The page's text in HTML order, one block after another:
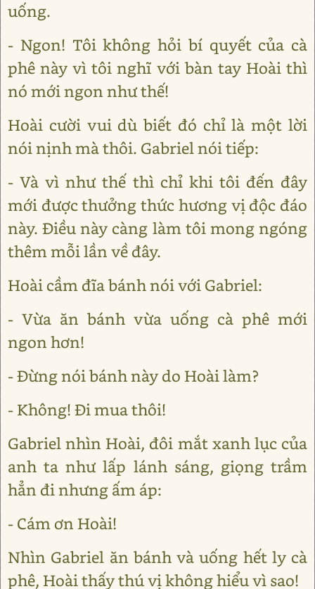
uống.
- Ngon! Tôi không hỏi bí quyết của cà
phê này vì tôi nghĩ với bàn tay Hoài thì
nó mới ngon như thế!
Hoài cười vui dù biết đó chỉ là một lời
nói nịnh mà thôi. Gabriel nói tiếp:
- Và vì như thế thì chỉ khi tôi đến đây
mới được thưởng thức hương vị độc đáo
này. Điều này càng làm tôi mong ngóng
thêm mỗi lần về đây.
Hoài cầm đĩa bánh nói với Gabriel:
- Vừa ăn bánh vừa uống cà phê mới
ngon hơn!
- Đừng nói bánh này do Hoài làm?
- Không! Đi mua thôi!
Gabriel nhìn Hoài, đôi mắt xanh lục của
anh ta như lấp lánh sáng, giọng trầm
hẳn đi nhưng ấm áp:
- Cám ơn Hoài!
Nhìn Gabriel ăn bánh và uống hết ly cà
phê, Hoài thấy thú vị không hiểu vì sao!